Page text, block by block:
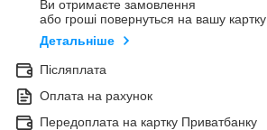
Ви отримаєте замовлення
або гроші повернуться на вашу картку
Детальніше
Післяплата
Оплата на рахунок
Передоплата на картку Приватбанку